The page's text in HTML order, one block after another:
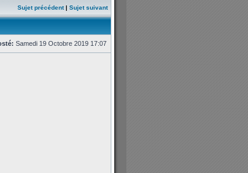
Sujet précédent| Sujet suivant
Samedi 19 Octobre 2019 17:07